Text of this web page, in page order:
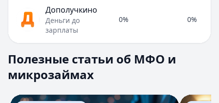
Дополучкино
Деньги до
зарплаты
0% 0%
Раздел:МФО и микрозаймы. Всего статей: 8.
Займ под расписку
Нужны деньги срочно? Рассмотрите займ под
Опубликовано:17 ноября 2025 г.
Полезные статьи об МФО и
микрозаймах
Перейти к статье:Займ под расписку Перейти